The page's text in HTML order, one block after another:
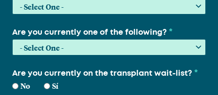
Are you currently one of the following? *
Are you currently on the transplant wait-list? *
No Sí